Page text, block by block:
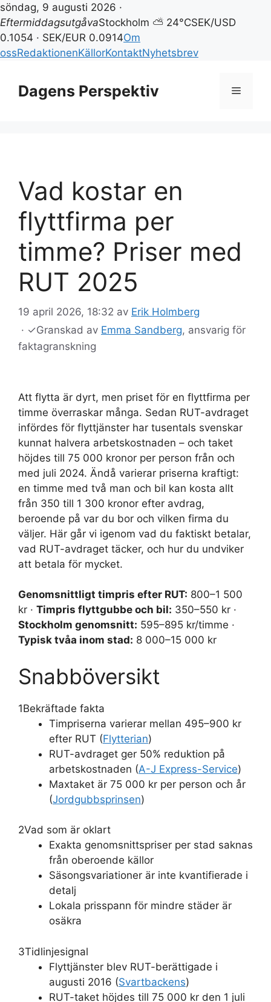
söndag, 9 augusti 2026 ·
EftermiddagsutgåvaStockholm ⛅ 24°CSEK/USD
0.1054 · SEK/EUR 0.0914Om
ossRedaktionenKällorKontaktNyhetsbrev
innehållDagens Perspektiv Meny
Vad kostar en
flyttfirma per
timme? Priser med
RUT 2025
19 april 2026, 18:32 av Erik Holmberg
· ✓Granskad av Emma Sandberg, ansvarig för
faktagranskning
Att flytta är dyrt, men priset för en flyttfirma per
timme överraskar många. Sedan RUT-avdraget
infördes för flyttjänster har tusentals svenskar
kunnat halvera arbetskostnaden – och taket
höjdes till 75 000 kronor per person från och
med juli 2024. Ändå varierar priserna kraftigt:
en timme med två man och bil kan kosta allt
från 350 till 1 300 kronor efter avdrag,
beroende på var du bor och vilken firma du
väljer. Här går vi igenom vad du faktiskt betalar,
vad RUT-avdraget täcker, och hur du undviker
att betala för mycket.
Genomsnittligt timpris efter RUT: 800–1 500
kr · Timpris flyttgubbe och bil: 350–550 kr ·
Stockholm genomsnitt: 595–895 kr/timme ·
Typisk tvåa inom stad: 8 000–15 000 kr
Snabböversikt
1Bekräftade fakta
Timpriserna varierar mellan 495–900 kr
efter RUT (Flytterian)
RUT-avdraget ger 50% reduktion på
arbetskostnaden (A-J Express-Service)
Maxtaket är 75 000 kr per person och år
(Jordgubbsprinsen)
2Vad som är oklart
Exakta genomsnittspriser per stad saknas
från oberoende källor
Säsongsvariationer är inte kvantifierade i
detalj
Lokala prisspann för mindre städer är
osäkra
3Tidlinjesignal
Flyttjänster blev RUT-berättigade i
augusti 2016 (Svartbackens)
RUT-taket höjdes till 75 000 kr den 1 juli